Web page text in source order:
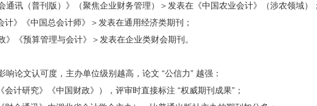
讯（普刊版）》（聚焦企业财务管理）＞发表在《中国农业会计》（涉农领域）；
》《中国总会计师》＞发表在通用经济类期刊；
《预算管理与会计》＞发表在企业类财会期刊。
论文认可度，主办单位级别越高，论文 “公信力” 越强：
计研究》《中国财政》），评审时直接标注 “权威期刊成果”；